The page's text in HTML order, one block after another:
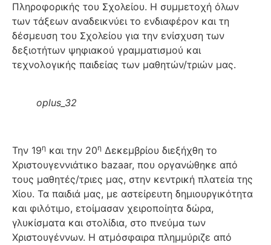
Πληροφορικής του Σχολείου. Η συμμετοχή όλων
των τάξεων αναδεικνύει το ενδιαφέρον και τη
δέσμευση του Σχολείου για την ενίσχυση των
δεξιοτήτων ψηφιακού γραμματισμού και
τεχνολογικής παιδείας των μαθητών/τριών μας.
oplus_32
Την 19η και την 20η Δεκεμβρίου διεξήχθη το
Χριστουγεννιάτικο bazaar, που οργανώθηκε από
τους μαθητές/τριες μας, στην κεντρική πλατεία της
Χίου. Τα παιδιά μας, με αστείρευτη δημιουργικότητα
και φιλότιμο, ετοίμασαν χειροποίητα δώρα,
γλυκίσματα και στολίδια, στο πνεύμα των
Χριστουγέννων. Η ατμόσφαιρα πλημμύριζε από